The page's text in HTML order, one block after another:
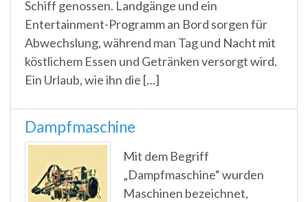
Schiff genossen. Landgänge und ein
Entertainment-Programm an Bord sorgen für
Abwechslung, während man Tag und Nacht mit
köstlichem Essen und Getränken versorgt wird.
Ein Urlaub, wie ihn die […]
Dampfmaschine
Mit dem Begriff
„Dampfmaschine“ wurden
Maschinen bezeichnet,